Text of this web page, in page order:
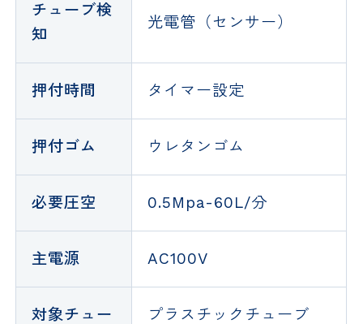
チューブ検
知
光電管（センサー）
押付時間 タイマー設定
押付ゴム ウレタンゴム
必要圧空 0.5Mpa-60L/分
主電源 AC100V
対象チュー
プラスチックチューブ